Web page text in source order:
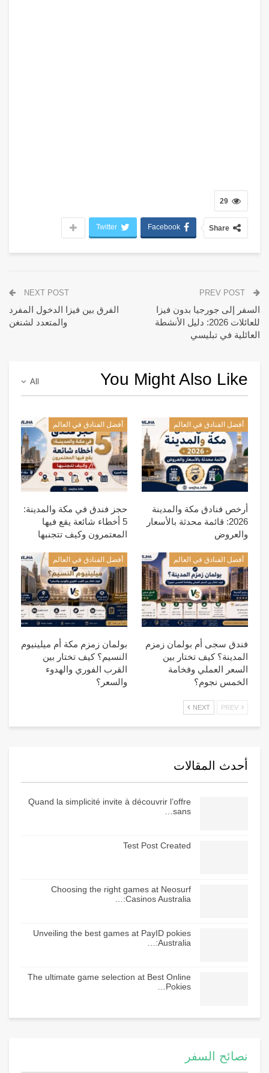
29
Share
Facebook
Twitter
السفر إلى جورجيا بدون فيزا
للعائلات 2026: دليل الأنشطة
العائلية في تبليسي
NEXT POST
الفرق بين فيزا الدخول المفرد
والمتعدد لشنغن
All You Might Also Like
أفضل الفنادق في العالم
أرخص فنادق مكة والمدينة
2026: قائمة محدثة بالأسعار
والعروض
أفضل الفنادق في العالم
حجز فندق في مكة والمدينة:
5 أخطاء شائعة يقع فيها
المعتمرون وكيف تتجنبها
أفضل الفنادق في العالم
فندق سجى أم بولمان زمزم
المدينة؟ كيف تختار بين
السعر العملي وفخامة
الخمس نجوم؟
أفضل الفنادق في العالم
بولمان زمزم مكة أم ميلينيوم
النسيم؟ كيف تختار بين
القرب الفوري والهدوء
والسعر؟
NEXT
أحدث المقالات
Quand la simplicité invite à découvrir l’offre
sans…
Test Post Created
Choosing the right games at Neosurf
Casinos Australia:…
Unveiling the best games at PayID pokies
Australia:…
The ultimate game selection at Best Online
Pokies…
نصائح السفر